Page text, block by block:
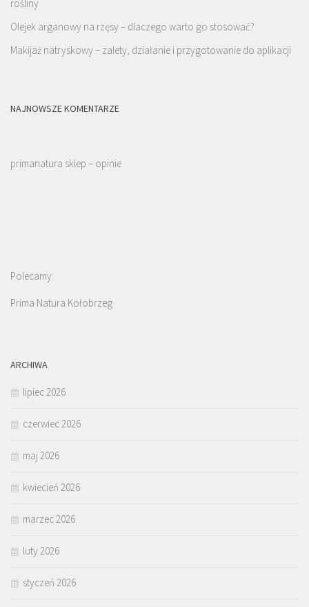
rośliny
Olejek arganowy na rzęsy – dlaczego warto go stosować?
Makijaż natryskowy – zalety, działanie i przygotowanie do aplikacji
NAJNOWSZE KOMENTARZE
primanatura sklep – opinie
Polecamy:
Prima Natura Kołobrzeg
ARCHIWA
lipiec 2026
czerwiec 2026
maj 2026
kwiecień 2026
marzec 2026
luty 2026
styczeń 2026